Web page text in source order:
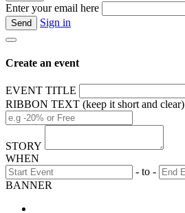
Enter your email here
Sign in
Create an event
EVENT TITLE
RIBBON TEXT (keep it short and clear)
STORY
WHEN
- to -
BANNER